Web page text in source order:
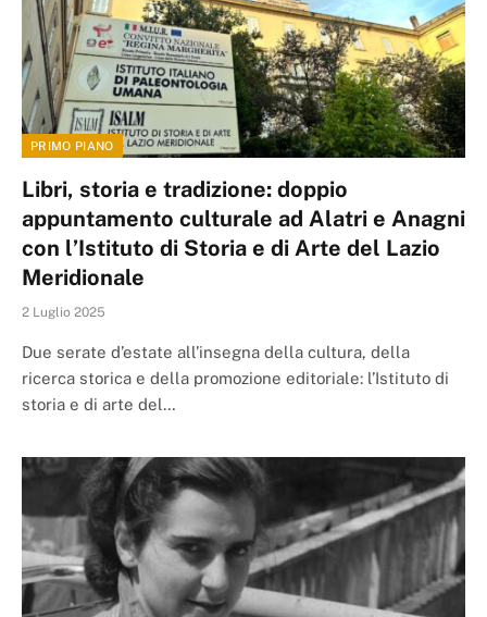
PRIMO PIANO
Libri, storia e tradizione: doppio
appuntamento culturale ad Alatri e Anagni
con l’Istituto di Storia e di Arte del Lazio
Meridionale
2 Luglio 2025
Due serate d’estate all’insegna della cultura, della
ricerca storica e della promozione editoriale: l’Istituto di
storia e di arte del…